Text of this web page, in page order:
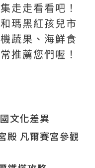
走走看看吧！
瑪黑紅孩兒市
蔬果、海鮮食
推薦您們喔！
文化差異
殿 凡爾賽宮參觀